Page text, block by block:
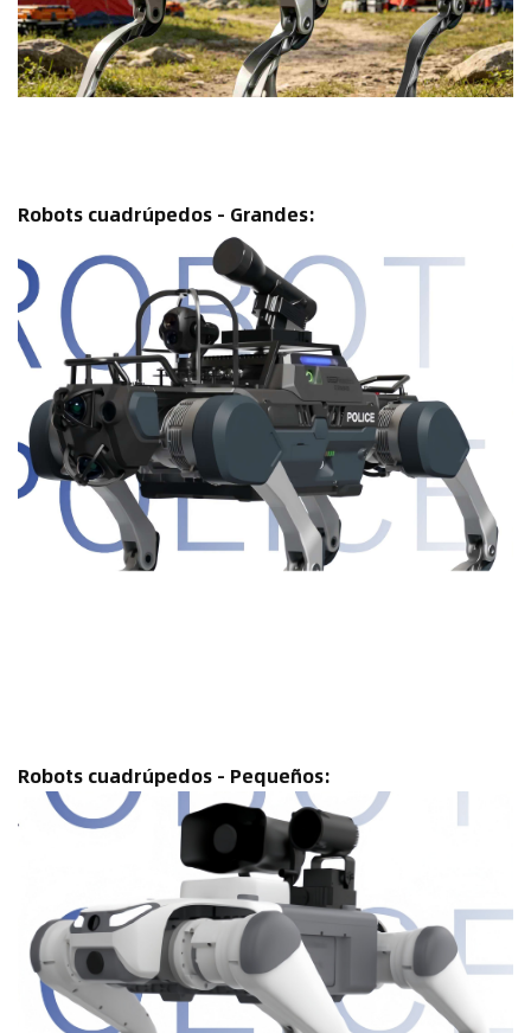
Robots cuadrúpedos - Grandes:
Robots cuadrúpedos - Pequeños: